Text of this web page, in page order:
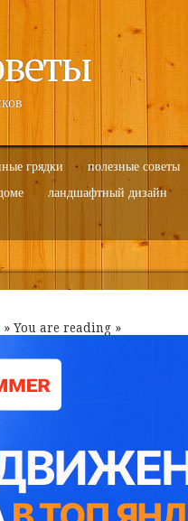
грядки
полезные советы
ландшафтный дизайн
» You are reading »